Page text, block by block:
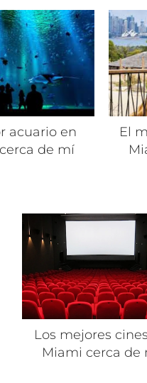
acuario en
de mí
El
Los mejores
Miami cerca de